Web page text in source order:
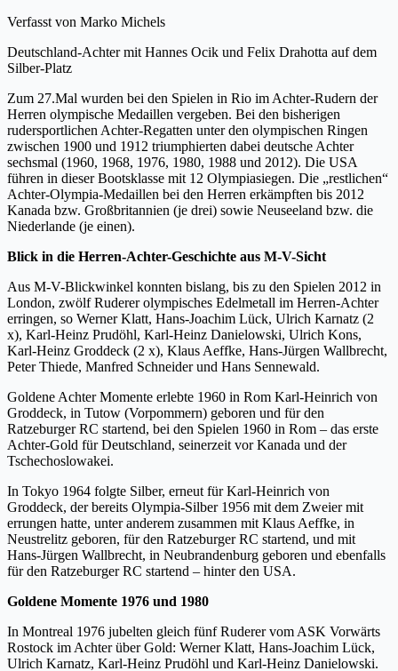
Verfasst von Marko Michels
Deutschland-Achter mit Hannes Ocik und Felix Drahotta auf dem
Silber-Platz
Zum 27.Mal wurden bei den Spielen in Rio im Achter-Rudern der
Herren olympische Medaillen vergeben. Bei den bisherigen
rudersportlichen Achter-Regatten unter den olympischen Ringen
zwischen 1900 und 1912 triumphierten dabei deutsche Achter
sechsmal (1960, 1968, 1976, 1980, 1988 und 2012). Die USA
führen in dieser Bootsklasse mit 12 Olympiasiegen. Die „restlichen“
Achter-Olympia-Medaillen bei den Herren erkämpften bis 2012
Kanada bzw. Großbritannien (je drei) sowie Neuseeland bzw. die
Niederlande (je einen).
Blick in die Herren-Achter-Geschichte aus M-V-Sicht
Aus M-V-Blickwinkel konnten bislang, bis zu den Spielen 2012 in
London, zwölf Ruderer olympisches Edelmetall im Herren-Achter
erringen, so Werner Klatt, Hans-Joachim Lück, Ulrich Karnatz (2
x), Karl-Heinz Prudöhl, Karl-Heinz Danielowski, Ulrich Kons,
Karl-Heinz Groddeck (2 x), Klaus Aeffke, Hans-Jürgen Wallbrecht,
Peter Thiede, Manfred Schneider und Hans Sennewald.
Goldene Achter Momente erlebte 1960 in Rom Karl-Heinrich von
Groddeck, in Tutow (Vorpommern) geboren und für den
Ratzeburger RC startend, bei den Spielen 1960 in Rom – das erste
Achter-Gold für Deutschland, seinerzeit vor Kanada und der
Tschechoslowakei.
In Tokyo 1964 folgte Silber, erneut für Karl-Heinrich von
Groddeck, der bereits Olympia-Silber 1956 mit dem Zweier mit
errungen hatte, unter anderem zusammen mit Klaus Aeffke, in
Neustrelitz geboren, für den Ratzeburger RC startend, und mit
Hans-Jürgen Wallbrecht, in Neubrandenburg geboren und ebenfalls
für den Ratzeburger RC startend – hinter den USA.
Goldene Momente 1976 und 1980
In Montreal 1976 jubelten gleich fünf Ruderer vom ASK Vorwärts
Rostock im Achter über Gold: Werner Klatt, Hans-Joachim Lück,
Ulrich Karnatz, Karl-Heinz Prudöhl und Karl-Heinz Danielowski.